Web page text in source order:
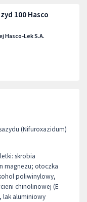
100 Hasco
Hasco-Lek S.A.
(Nifuroxazidum)
skrobia
magnezu; otoczka
poliwinylowy,
chinolinowej (E
lak aluminiowy